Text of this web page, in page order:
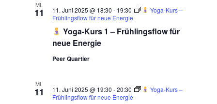
MI.
11
Yoga-Kurs 1 – Frühlingsflow für
neue Energie
11. Juni 2025 @ 18:30 - 19:30
Yoga-Kurs –
Frühlingsflow für neue Energie
Peer Quartier
MI.
11 11. Juni 2025 @ 19:30 -20:30
Yoga-Kurs –
Frühlingsflow für neue Energie